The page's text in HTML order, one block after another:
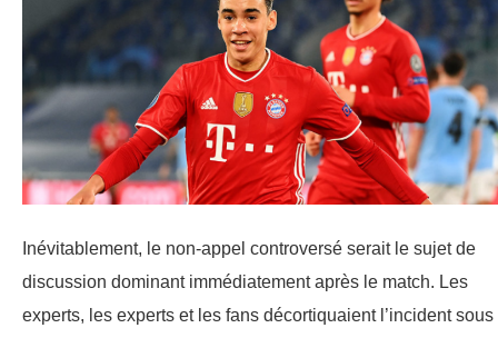
Inévitablement, le non-appel controversé serait le sujet de
discussion dominant immédiatement après le match. Les
experts, les experts et les fans décortiquaient l’incident sous